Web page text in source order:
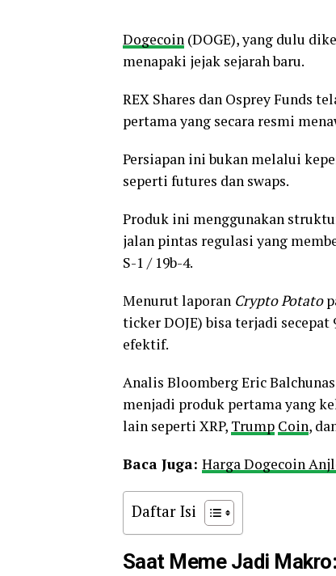
Dogecoin (DOGE), yang dulu
menapaki jejak sejarah baru.
REX Shares dan Osprey Funds
pertama yang secara resmi
Persiapan ini bukan melalui
seperti futures dan swaps.
Produk ini menggunakan
jalan pintas regulasi yang
S-1 / 19b-4.
Menurut laporan Crypto Potato
ticker DOJE) bisa terjadi secepat
efektif.
Analis Bloomberg Eric
menjadi produk pertama yang
lain seperti XRP, Trump Coin,
Baca Juga: Harga Dogecoin
Daftar Isi
Saat Meme Jadi